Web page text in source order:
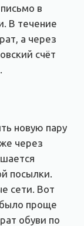
в
В течение
а через
счёт
новую пару
через
посылки.
сети. Вот
было проще
обуви по